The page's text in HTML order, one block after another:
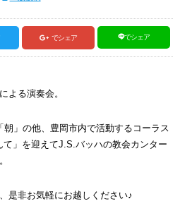
でシェア でシェア
よる演奏会。
」の他、豊岡市内で活動するコーラス
」を迎えてJ.S.バッハの教会カンター
是非お気軽にお越しください♪